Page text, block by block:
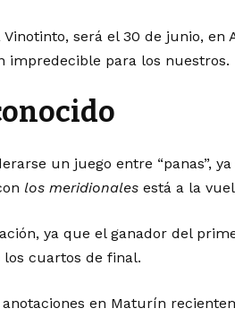
será el 30 de junio, en
impredecible para los nuestros.
un juego entre “panas”,
los meridionales está a la
ya que el ganador del
cuartos de final.
en Maturín